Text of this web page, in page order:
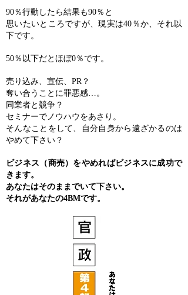
90％行動したら結果も90％と
思いたいところですが、現実は40％か、それ以
下です。
50％以下だとほぼ0％です。
売り込み、宣伝、PR？
奪い合うことに罪悪感…。
同業者と競争？
セミナーでノウハウをあさり。
そんなことをして、自分自身から遠ざかるのは
やめて下さい？
ビジネス（商売）をやめればビジネスに成功で
きます。
あなたはそのままでいて下さい。
それがあなたの4BMです。